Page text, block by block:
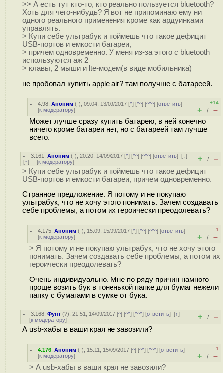
>> А есть тут кто-то, кто реально пользуется bluetooth?
Хоть для чего-нибудь? Я вот не припоминаю ему ни
одного реального применения кроме как ардуинками
управлять.
> Купи себе ультрабук и поймешь что такое дефицит
USB-портов и емкости батареи,
> причем одновременно. У меня из-за этого с bluetooth
используются аж 2
> клавы, 2 мыши и lte-модем(в виде мобильника)
не пробовал купить apple air? там получше с батареей.
4.98 ,Аноним (-), 09:04, 13/09/2017 [^] [^^] [^^^] [ответить]
[к модератору]
+14
+ / –
Может лучше сразу купить батарею, в ней конечно
ничего кроме батареи нет, но с батареей там лучше
всего.
3.161 ,Аноним (-), 20:20, 14/09/2017 [^] [^^] [^^^] [ответить][↓]
[↑] [к модератору] + / –
> Купи себе ультрабук и поймешь что такое дефицит
USB-портов и емкости батареи, причем одновременно.
Странное предложение. Я потому и не покупаю
ультрабук, что не хочу этого понимать. Зачем создавать
себе проблемы, а потом их героически преодолевать?
4.175 ,Аноним (-), 15:09, 15/09/2017 [^] [^^] [^^^] [ответить]
[к модератору]
–1
+ / –
> Я потому и не покупаю ультрабук, что не хочу этого
понимать. Зачем создавать себе проблемы, а потом их
героически преодолевать?
Очень индивидуально. Мне по ряду причин намного
проще возить бук в тоненькой папке для бумаг нежели
папку с бумагами в сумке от бука.
3.168 ,Фунт (?), 21:51, 14/09/2017 [^] [^^] [^^^] [ответить][↑]
[к модератору] + / –
А usb-хабы в ваши края не завозили?
4.176 ,Аноним (-), 15:11, 15/09/2017 [^] [^^] [^^^] [ответить]
[к модератору]
–1
+ / –
> А usb-хабы в ваши края не завозили?